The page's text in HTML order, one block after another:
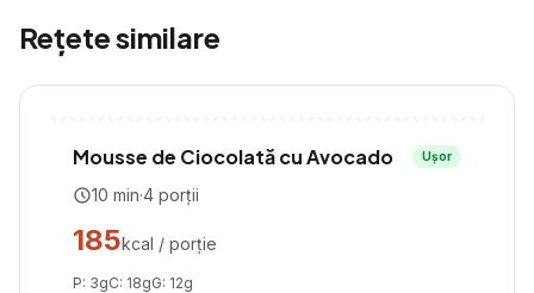
Rețete similare
Mousse de Ciocolată cu Avocado Ușor
10 min·4 porții
185kcal / porție
P: 3gC: 18gG: 12g